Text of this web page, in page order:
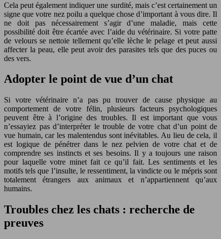
Cela peut également indiquer une surdité, mais c’est certainement un
signe que votre nez poilu a quelque chose d’important à vous dire. Il
ne doit pas nécessairement s’agir d’une maladie, mais cette
possibilité doit être écartée avec l’aide du vétérinaire. Si votre patte
de velours se nettoie tellement qu’elle lèche le pelage et peut aussi
affecter la peau, elle peut avoir des parasites tels que des puces ou
des vers.
Adopter le point de vue d’un chat
Si votre vétérinaire n’a pas pu trouver de cause physique au
comportement de votre félin, plusieurs facteurs psychologiques
peuvent être à l’origine des troubles. Il est important que vous
n’essayiez pas d’interpréter le trouble de votre chat d’un point de
vue humain, car les malentendus sont inévitables. Au lieu de cela, il
est logique de pénétrer dans le nez pelvien de votre chat et de
comprendre ses instincts et ses besoins. Il y a toujours une raison
pour laquelle votre minet fait ce qu’il fait. Les sentiments et les
motifs tels que l’insulte, le ressentiment, la vindicte ou le mépris sont
totalement étrangers aux animaux et n’appartiennent qu’aux
humains.
Troubles chez les chats : recherche de
preuves